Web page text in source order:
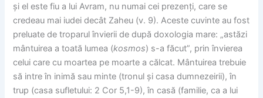
și el este fiu a lui Avram, nu numai cei prezenți, care se
credeau mai iudei decât Zaheu (v. 9). Aceste cuvinte au fost
preluate de troparul învierii de după doxologia mare: „astăzi
mântuirea a toată lumea (kosmos) s-a făcut”, prin învierea
celui care cu moartea pe moarte a călcat. Mântuirea trebuie
să intre în inimă sau minte (tronul și casa dumnezeirii), în
trup (casa sufletului: 2 Cor 5,1-9), în casă (familie, ca a lui